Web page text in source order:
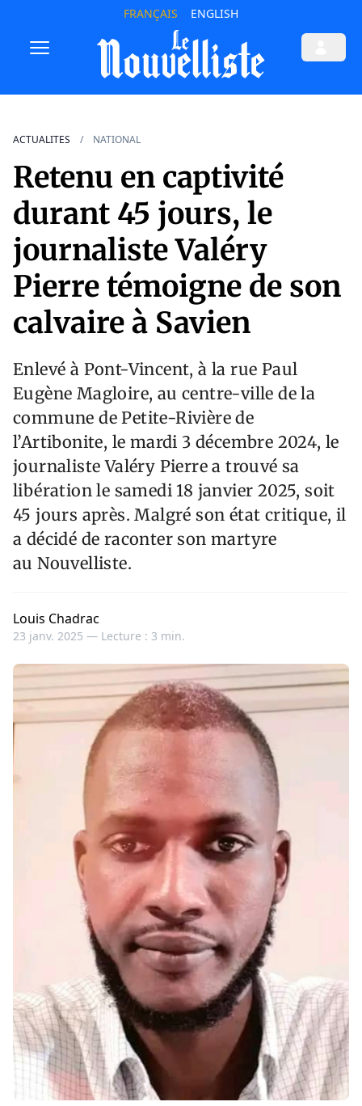
FRANÇAIS ENGLISH
ACTUALITES NATIONAL
Retenu en captivité
durant 45 jours, le
journaliste Valéry
Pierre témoigne de son
calvaire à Savien
Enlevé à Pont-Vincent, à la rue Paul
Eugène Magloire, au centre-ville de la
commune de Petite-Rivière de
l’Artibonite, le mardi 3 décembre 2024, le
journaliste Valéry Pierre a trouvé sa
libération le samedi 18 janvier 2025, soit
45 jours après. Malgré son état critique, il
a décidé de raconter son martyre
au Nouvelliste.
Louis Chadrac
23 janv. 2025 — Lecture : 3 min.